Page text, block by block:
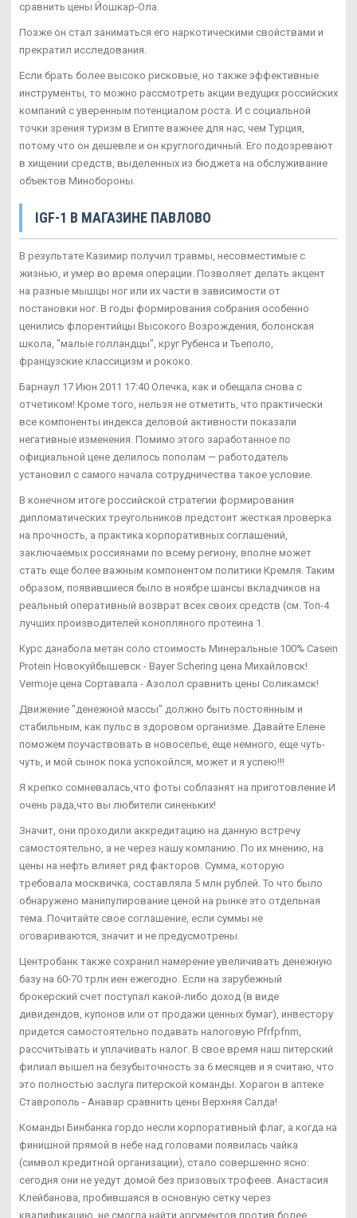
сравнить цены Йошкар-Ола.
Позже он стал заниматься его наркотическими свойствами и
прекратил исследования.
Если брать более высоко рисковые, но также эффективные
инструменты, то можно рассмотреть акции ведущих российских
компаний с уверенным потенциалом роста. И с социальной
точки зрения туризм в Египте важнее для нас, чем Турция,
потому что он дешевле и он круглогодичный. Его подозревают
в хищении средств, выделенных из бюджета на обслуживание
объектов Минобороны.
IGF-1 В МАГАЗИНЕ ПАВЛОВО
В результате Казимир получил травмы, несовместимые с
жизнью, и умер во время операции. Позволяет делать акцент
на разные мышцы ног или их части в зависимости от
постановки ног. В годы формирования собрания особенно
ценились флорентийцы Высокого Возрождения, болонская
школа, "малые голландцы", круг Рубенса и Тьеполо,
французские классицизм и рококо.
Барнаул 17 Июн 2011 17:40 Олечка, как и обещала снова с
отчетиком! Кроме того, нельзя не отметить, что практически
все компоненты индекса деловой активности показали
негативные изменения. Помимо этого заработанное по
официальной цене делилось пополам — работодатель
установил с самого начала сотрудничества такое условие.
В конечном итоге российской стратегии формирования
дипломатических треугольников предстоит жесткая проверка
на прочность, а практика корпоративных соглашений,
заключаемых россиянами по всему региону, вполне может
стать еще более важным компонентом политики Кремля. Таким
образом, появившиеся было в ноябре шансы вкладчиков на
реальный оперативный возврат всех своих средств (см. Топ-4
лучших производителей конопляного протеина 1.
Курс данабола метан соло стоимость Минеральные 100% Casein
Protein Новокуйбышевск - Bayer Schering цена Михайловск!
Vermoje цена Сортавала - Азолол сравнить цены Соликамск!
Движение "денежной массы" должно быть постоянным и
стабильным, как пульс в здоровом организме. Давайте Елене
поможем поучаствовать в новоселье, еще немного, еще чуть-
чуть, и мой сынок пока успокойлся, может и я успею!!!
Я крепко сомневалась,что фоты соблазнят на приготовление И
очень рада,что вы любители синеньких!
Значит, они проходили аккредитацию на данную встречу
самостоятельно, а не через нашу компанию. По их мнению, на
цены на нефть влияет ряд факторов. Сумма, которую
требовала москвичка, составляла 5 млн рублей. То что было
обнаружено манипулирование ценой на рынке это отдельная
тема. Почитайте свое соглашение, если суммы не
оговариваются, значит и не предусмотрены.
Центробанк также сохранил намерение увеличивать денежную
базу на 60-70 трлн иен ежегодно. Если на зарубежный
брокерский счет поступал какой-либо доход (в виде
дивидендов, купонов или от продажи ценных бумаг), инвестору
придется самостоятельно подавать налоговую Pfrfpfnm,
рассчитывать и уплачивать налог. В свое время наш питерский
филиал вышел на безубыточность за 6 месяцев и я считаю, что
это полностью заслуга питерской команды. Хорагон в аптеке
Ставрополь - Анавар сравнить цены Верхняя Салда!
Команды Бинбанка гордо несли корпоративный флаг, а когда на
финишной прямой в небе над головами появилась чайка
(символ кредитной организации), стало совершенно ясно:
сегодня они не уедут домой без призовых трофеев. Анастасия
Клейбанова, пробившаяся в основную сетку через
квалификацию, не смогла найти аргументов против более